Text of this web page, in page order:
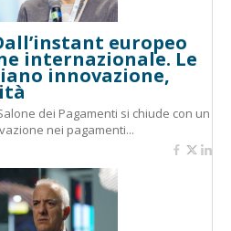
europeo
internazionale. Le
innovazione,
dei Pagamenti si chiude con un
nei pagamenti...